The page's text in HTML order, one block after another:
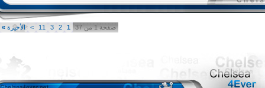
صفحة 1 من 37 1
2
11
> الأخيرة»